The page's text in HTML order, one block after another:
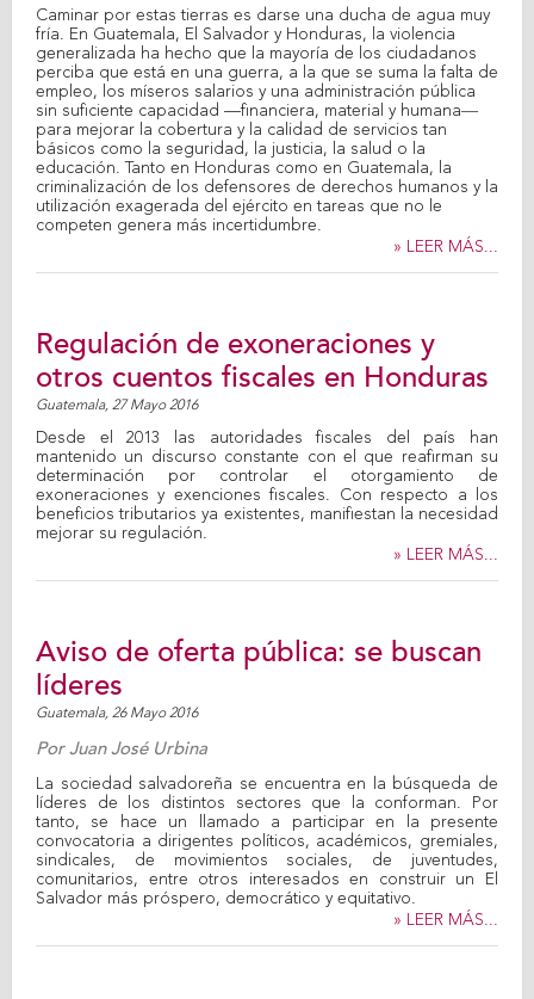
Caminar por estas tierras es darse una ducha de agua muy
fría. En Guatemala, El Salvador y Honduras, la violencia
generalizada ha hecho que la mayoría de los ciudadanos
perciba que está en una guerra, a la que se suma la falta de
empleo, los míseros salarios y una administración pública
sin suficiente capacidad —financiera, material y humana―
para mejorar la cobertura y la calidad de servicios tan
básicos como la seguridad, la justicia, la salud o la
educación. Tanto en Honduras como en Guatemala, la
criminalización de los defensores de derechos humanos y la
utilización exagerada del ejército en tareas que no le
competen genera más incertidumbre.
» LEER MÁS...
Regulación de exoneraciones y
otros cuentos fiscales en Honduras
Guatemala, 27 Mayo 2016
Desde el 2013 las autoridades fiscales del país han
mantenido un discurso constante con el que reafirman su
determinación por controlar el otorgamiento de
exoneraciones y exenciones fiscales. Con respecto a los
beneficios tributarios ya existentes, manifiestan la necesidad
mejorar su regulación.
» LEER MÁS...
Aviso de oferta pública: se buscan
líderes
Guatemala, 26 Mayo 2016
PorJuan José Urbina
La sociedad salvadoreña se encuentra en la búsqueda de
líderes de los distintos sectores que la conforman. Por
tanto, se hace un llamado a participar en la presente
convocatoria a dirigentes políticos, académicos, gremiales,
sindicales, de movimientos sociales, de juventudes,
comunitarios, entre otros interesados en construir un El
Salvador más próspero, democrático y equitativo.
» LEER MÁS...